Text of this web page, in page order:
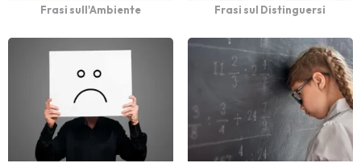
Frasi sull'Ambiente Frasi sul Distinguersi